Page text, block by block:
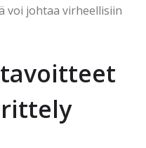
voi johtaa virheellisiin